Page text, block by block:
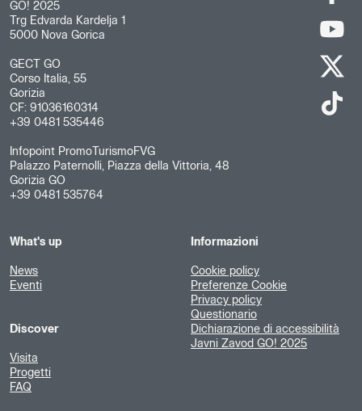
GO! 2025
Trg Edvarda Kardelja 1
5000 Nova Gorica
GECT GO
Corso Italia, 55
Gorizia
CF: 91036160314
+39 0481 535446
Infopoint PromoTurismoFVG
Palazzo Paternolli, Piazza della Vittoria, 48
Gorizia GO
+39 0481 535764
What's up
News
Eventi
Discover
Visita
Progetti
FAQ
Informazioni
Cookie policy
Preferenze Cookie
Privacy policy
Questionario
Dichiarazione di accessibilità
Javni Zavod GO! 2025